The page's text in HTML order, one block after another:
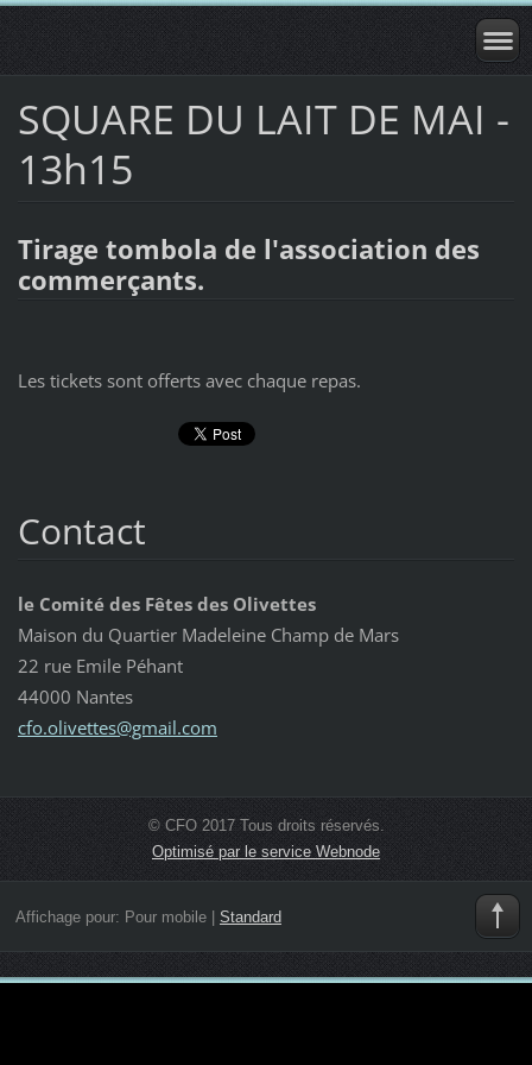
SQUARE DU LAIT DE MAI -
13h15
Tirage tombola de l'association des
commerçants.
Les tickets sont offerts avec chaque repas.
Contact
le Comité des Fêtes des Olivettes
Maison du Quartier Madeleine Champ de Mars
22 rue Emile Péhant
44000 Nantes
cfo.olivettes@gmail.com
© CFO 2017 Tous droits réservés.
Optimisé par le service Webnode
Affichage pour: Pour mobile| Standard